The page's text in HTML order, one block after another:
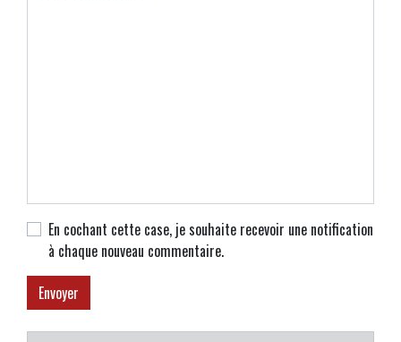
En cochant cette case, je souhaite recevoir une notification
à chaque nouveau commentaire.